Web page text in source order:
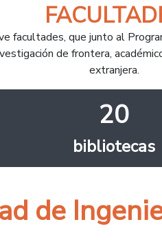
facultades, que junto al
de frontera,
extranjera.
20
bibliotecas
de